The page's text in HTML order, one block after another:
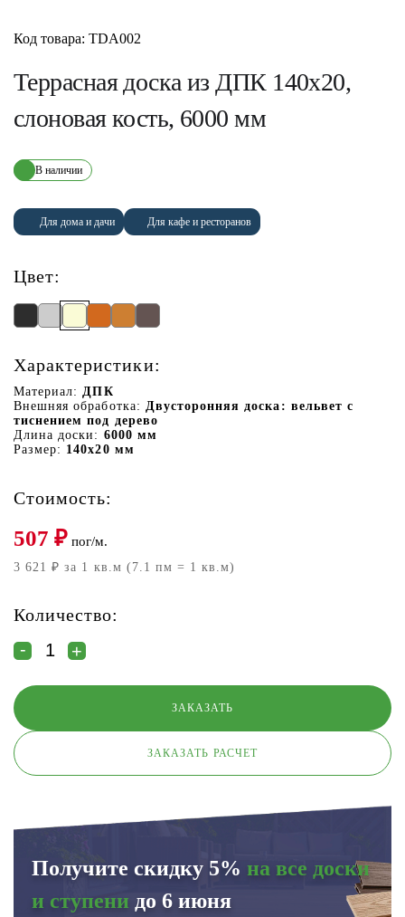
Код товара: TDA002
Террасная доска из ДПК 140х20,
слоновая кость, 6000 мм
В наличии
Для дома и дачи Для кафе и ресторанов
Цвет:
Характеристики:
Материал: ДПК
Внешняя обработка: Двусторонняя доска: вельвет с
тиснением под дерево
Длина доски: 6000 мм
Размер: 140х20 мм
Стоимость:
507 ₽ пог/м.
3 621 ₽ за 1 кв.м (7.1 пм = 1 кв.м)
Количество:
ЗАКАЗАТЬ РАСЧЕТ
Получите скидку 5% на все доски
и ступени до 6 июня